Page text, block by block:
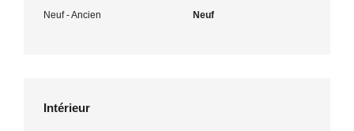
Neuf - Ancien Neuf
Intérieur